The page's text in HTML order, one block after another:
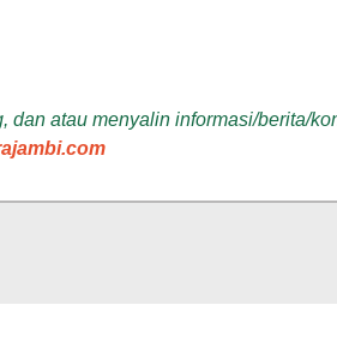
atau menyalin informasi/berita/